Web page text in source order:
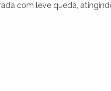
com leve queda,